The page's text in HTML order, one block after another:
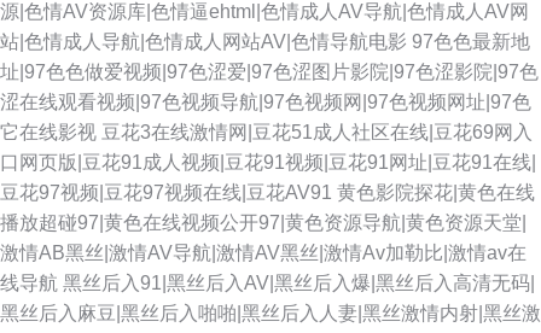
源|色情AV资源库|色情逼ehtml|色情成人AV导航|色情成人AV网
站|色情成人导航|色情成人网站AV|色情导航电影 97色色最新地
址|97色色做爱视频|97色涩爱|97色涩图片影院|97色涩影院|97色
涩在线观看视频|97色视频导航|97色视频网|97色视频网址|97色
它在线影视 豆花3在线激情网|豆花51成人社区在线|豆花69网入
口网页版|豆花91成人视频|豆花91视频|豆花91网址|豆花91在线|
豆花97视频|豆花97视频在线|豆花AV91 黄色影院探花|黄色在线
播放超碰97|黄色在线视频公开97|黄色资源导航|黄色资源天堂|
激情AB黑丝|激情AV导航|激情AV黑丝|激情Av加勒比|激情av在
线导航 黑丝后入91|黑丝后入AV|黑丝后入爆|黑丝后入高清无码|
黑丝后入麻豆|黑丝后入啪啪|黑丝后入人妻|黑丝激情内射|黑丝激